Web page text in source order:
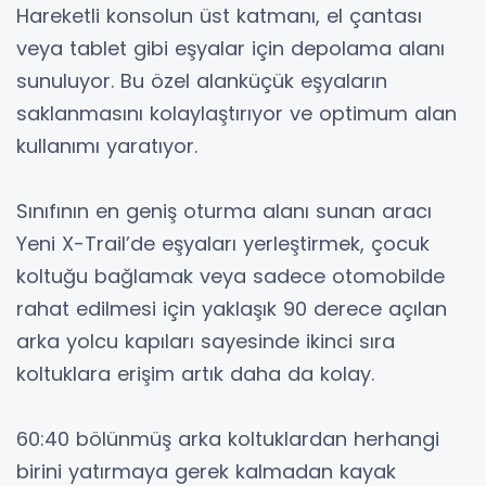
Hareketli konsolun üst katmanı, el çantası
veya tablet gibi eşyalar için depolama alanı
sunuluyor. Bu özel alanküçük eşyaların
saklanmasını kolaylaştırıyor ve optimum alan
kullanımı yaratıyor.
Sınıfının en geniş oturma alanı sunan aracı
Yeni X-Trail’de eşyaları yerleştirmek, çocuk
koltuğu bağlamak veya sadece otomobilde
rahat edilmesi için yaklaşık 90 derece açılan
arka yolcu kapıları sayesinde ikinci sıra
koltuklara erişim artık daha da kolay.
60:40 bölünmüş arka koltuklardan herhangi
birini yatırmaya gerek kalmadan kayak